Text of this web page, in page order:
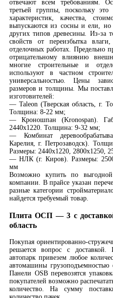
отвечают всем требованиям.
третьей группы, поскольку
характеристик, качества,
выпускаются из сосны и ели, но
других типов древесины. Из-за
свойств от переизбытка
отделочных работах. Предельно
отрицательному влиянию
многие строительные и
используют в частном
универсальностью. Цены
размеров и толщины. Мы
изготовителей:
— Taleon (Тверская область, г.
Толщина: 8-22 мм;
— Кроношпан (Kronospan).
2440х1220. Толщина: 9-32 мм;
— Комбинат
Карелия, г. Петрозаводск).
Размеры: 2440х1220, 2800х1250,
— НЛК (г. Киров). Размеры:
мм
Возможно купить по
компании. В прайсе указан
разные категории
найдется требуемый товар.
Плита ОСП — 3 с
область
Покупая ориентированно-
решается вопрос с
автопарк привезем любое
автомашины
Панели OSB перевозятся
покупателей возможно
количество. На сумму